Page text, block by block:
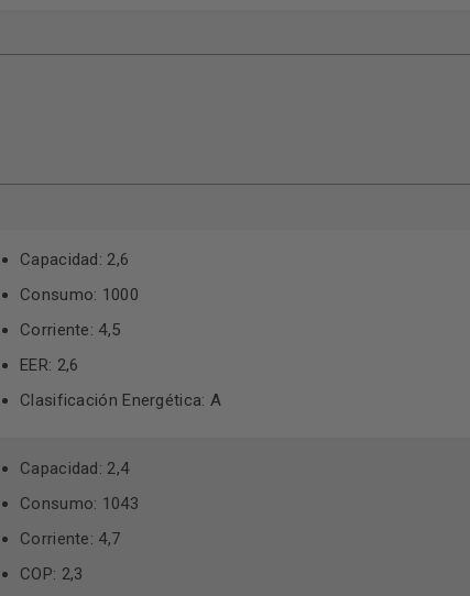
Capacidad: 2,6
Consumo: 1000
Corriente: 4,5
EER: 2,6
Clasificación Energética: A
Capacidad: 2,4
Consumo: 1043
Corriente: 4,7
COP: 2,3